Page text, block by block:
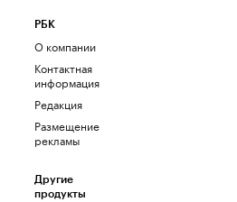
РБК
О компании
Контактная
информация
Редакция
Размещение
рекламы
Другие
продукты